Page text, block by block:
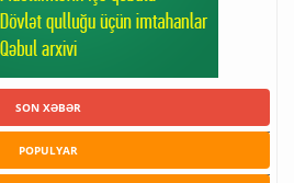
SON XƏBƏR
POPULYAR